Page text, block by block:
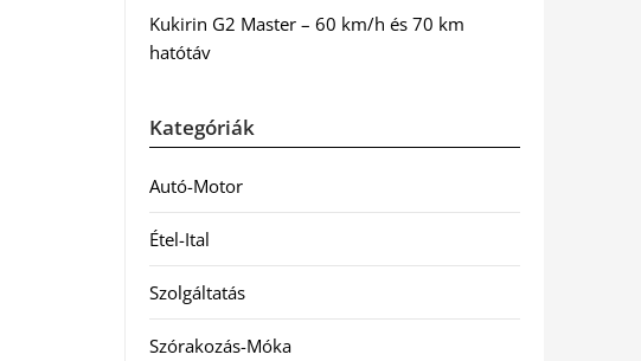
Kukirin G2 Master – 60 km/h és 70 km
hatótáv
Kategóriák
Autó-Motor
Étel-Ital
Szolgáltatás
Szórakozás-Móka